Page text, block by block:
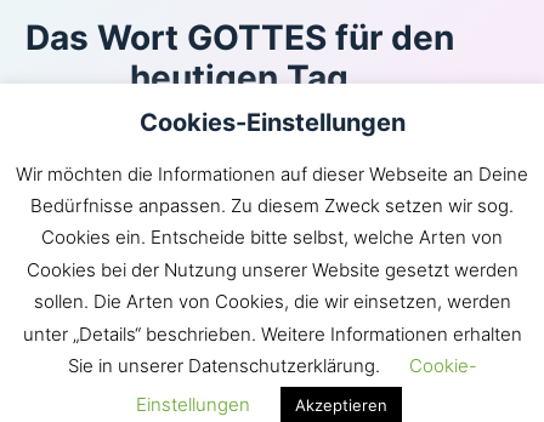
Das Wort GOTTES für den
heutigen Tag
Oder kann sich jemand in Schlupfwinkeln verbergen,
und ich, ich sähe ihn nicht?, spricht der HERR. Bin ich
es nicht, der den Himmel und die Erde erfüllt?, spricht
Inhaltsverzeichnis|Newsroom |KLARtext|
Bibelübersetzungen|Impressum
GOTT hat die Gemeinde JESU in die Welt gebracht.
Satan hingegen möchte die Welt in die Gemeinde
Cookies-Einstellungen
Wir möchten die Informationen auf dieser Webseite an Deine
Bedürfnisse anpassen. Zu diesem Zweck setzen wir sog.
Cookies ein. Entscheide bitte selbst, welche Arten von
Cookies bei der Nutzung unserer Website gesetzt werden
sollen. Die Arten von Cookies, die wir einsetzen, werden
unter „Details“ beschrieben. Weitere Informationen erhalten
Sie in unserer Datenschutzerklärung.
Cookie-
Einstellungen
Akzeptieren